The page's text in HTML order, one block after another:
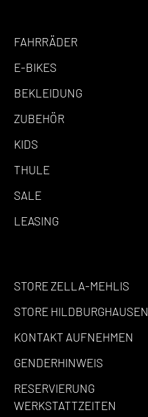
FAHRRÄDER
E-BIKES
BEKLEIDUNG
ZUBEHÖR
KIDS
THULE
SALE
LEASING
STORE ZELLA-MEHLIS
STORE HILDBURGHAUSEN
KONTAKT AUFNEHMEN
GENDERHINWEIS
RESERVIERUNG
WERKSTATTZEITEN